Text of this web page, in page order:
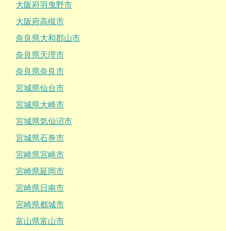
大阪府羽曳野市
大阪府高槻市
奈良県大和郡山市
奈良県天理市
奈良県奈良市
宮城県仙台市
宮城県大崎市
宮城県気仙沼市
宮城県石巻市
宮崎県宮崎市
宮崎県延岡市
宮崎県日南市
宮崎県都城市
富山県富山市